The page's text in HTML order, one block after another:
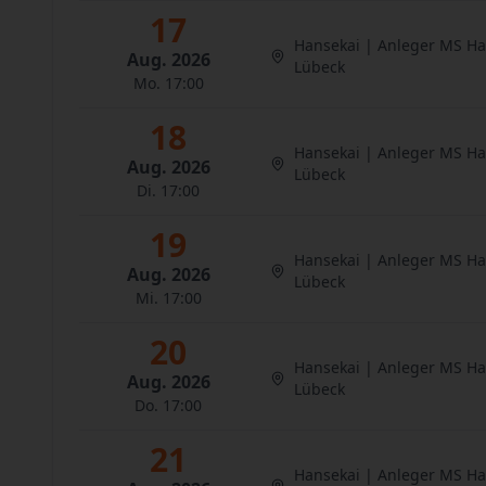
17
Aug. 2026
Mo. 17:00
Hansekai | Anleger MS
Lübeck
18
Aug. 2026
Di. 17:00
Hansekai | Anleger MS
Lübeck
19
Aug. 2026
Mi. 17:00
Hansekai | Anleger MS
Lübeck
20
Aug. 2026
Do. 17:00
Hansekai | Anleger MS
Lübeck
21 Hansekai | Anleger MS